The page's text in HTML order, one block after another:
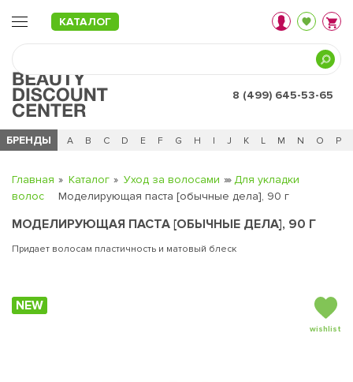
КАТАЛОГ
8 (499) 645-53-65
БРЕНДЫ
Ч 0 - 9 A B C D E F G H I J K L M N O P
Главная Каталог Уход за волосами
Для укладки
волос
Моделирующая паста [обычные дела], 90 г
МОДЕЛИРУЮЩАЯ ПАСТА [ОБЫЧНЫЕ ДЕЛА], 90 Г
Придает волосам пластичность и матовый блеск
NEW
wishlist